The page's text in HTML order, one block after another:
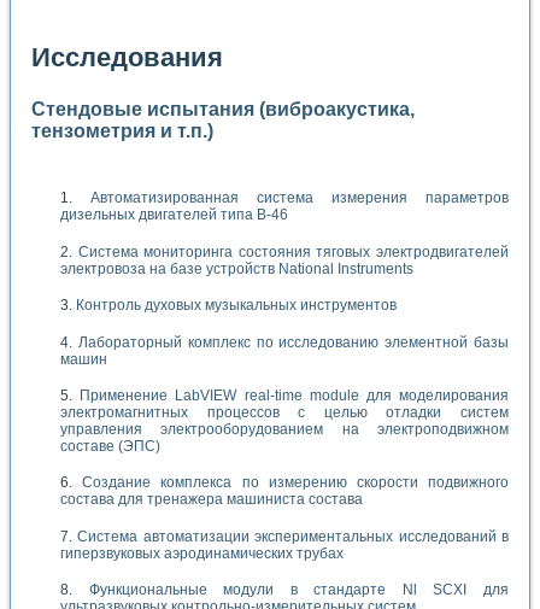
Исследования
Стендовые испытания (виброакустика,
тензометрия и т.п.)
Автоматизированная система измерения параметров
дизельных двигателей типа В-46
Система мониторинга состояния тяговых электродвигателей
электровоза на базе устройств National Instruments
Контроль духовых музыкальных инструментов
Лабораторный комплекс по исследованию элементной базы
машин
Применение LabVIEW real-time module для моделирования
электромагнитных процессов с целью отладки систем
управления электрооборудованием на электроподвижном
составе (ЭПС)
Создание комплекса по измерению скорости подвижного
состава для тренажера машиниста состава
Система автоматизации экспериментальных исследований в
гиперзвуковых аэродинамических трубах
Функциональные модули в стандарте Nl SCXI для